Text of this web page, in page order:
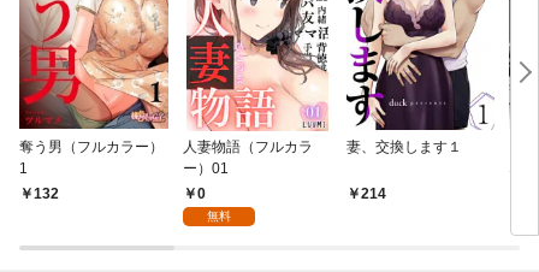
奪う男（フルカラー）
1
132
人妻物語（フルカラ
ー）01
0
無料
妻、交換します１
214
な